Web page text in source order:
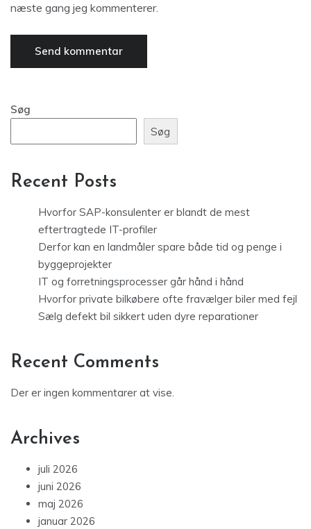
næste gang jeg kommenterer.
Søg
Søg
Recent Posts
Hvorfor SAP-konsulenter er blandt de mest
eftertragtede IT-profiler
Derfor kan en landmåler spare både tid og penge i
byggeprojekter
IT og forretningsprocesser går hånd i hånd
Hvorfor private bilkøbere ofte fravælger biler med fejl
Sælg defekt bil sikkert uden dyre reparationer
Recent Comments
Der er ingen kommentarer at vise.
Archives
juli 2026
juni 2026
maj 2026
januar 2026